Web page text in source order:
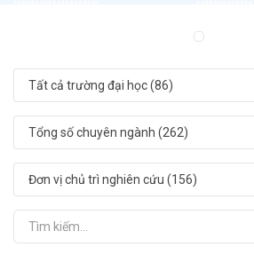
Tất cả trường đại học (86)
Tổng số chuyên ngành (262)
Đơn vị chủ trì nghiên cứu (156)